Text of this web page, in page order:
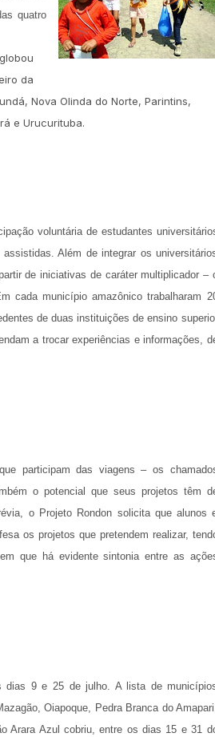
quatro
da
Nova Olinda do Norte, Parintins,
e Urucurituba.
voluntária de estudantes
Além de integrar os
de iniciativas de caráter multiplicador –
cada município amazônico trabalharam
de duas instituições de ensino
a trocar experiências e informações,
participam das viagens – os
o potencial que seus projetos têm
o Projeto Rondon solicita que alunos
os projetos que pretendem realizar,
que há evidente sintonia entre as
dias 9 e 25 de julho. A lista de
Oiapoque, Pedra Branca do
Arara Azul cobriu, entre os dias 15 e 31